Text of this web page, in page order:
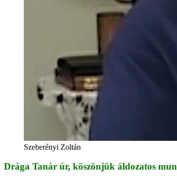
Szeberényi Zoltán
Drága Tanár úr, köszönjük áldozatos